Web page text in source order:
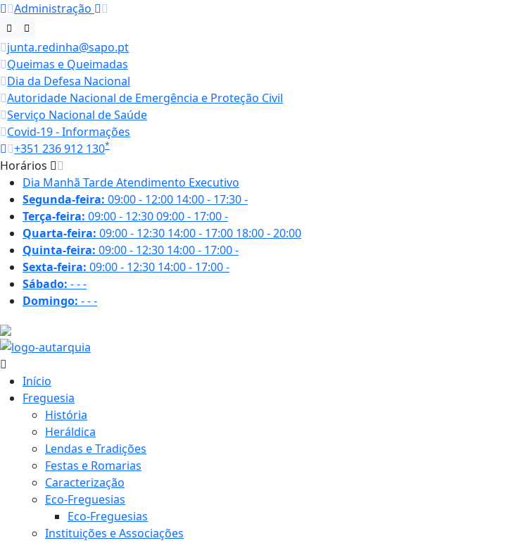
Administração
junta.redinha@sapo.pt
Queimas e Queimadas
Dia da Defesa Nacional
Autoridade Nacional de Emergência e Proteção Civil
Serviço Nacional de Saúde
Covid-19 - Informações
+351 236 912 130*
Horários
Dia Manhã TardeAtendimento Executivo
Segunda-feira: 09:00 - 12:00 14:00 - 17:30-
Terça-feira: 09:00 - 12:3009:00 - 17:00-
Quarta-feira: 09:00 - 12:30 14:00 - 17:00 18:00 - 20:00
Quinta-feira: 09:00 - 12:30 14:00 - 17:00-
Sexta-feira: 09:00 - 12:30 14:00 - 17:00-
Sábado: ---
Domingo: ---
Início
Freguesia
História
Heráldica
Lendas e Tradições
Festas e Romarias
Caracterização
Eco-Freguesias
Eco-Freguesias
Instituições e Associações